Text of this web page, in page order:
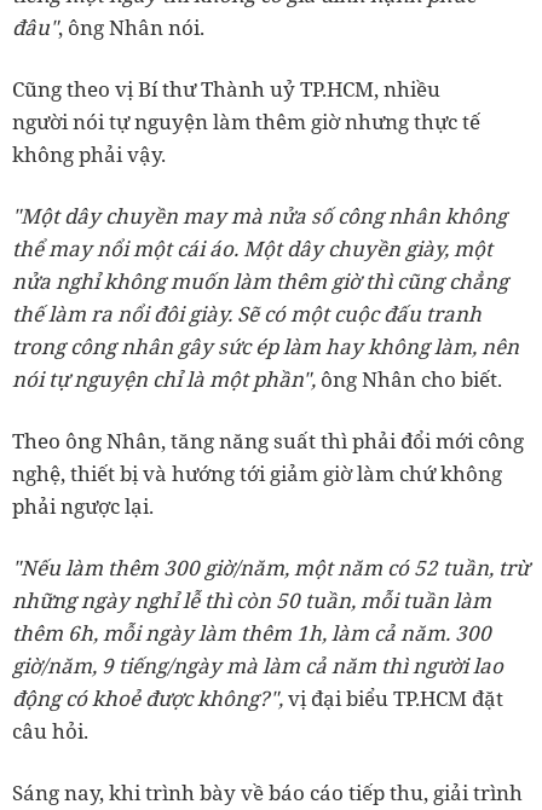
đâu", ông Nhân nói.
Cũng theo vị Bí thư Thành uỷ TP.HCM, nhiều
người nói tự nguyện làm thêm giờ nhưng thực tế
không phải vậy.
"Một dây chuyền may mà nửa số công nhân không
thể may nổi một cái áo. Một dây chuyền giày, một
nửa nghỉ không muốn làm thêm giờ thì cũng chẳng
thế làm ra nổi đôi giày. Sẽ có một cuộc đấu tranh
trong công nhân gây sức ép làm hay không làm, nên
nói tự nguyện chỉ là một phần", ông Nhân cho biết.
Theo ông Nhân, tăng năng suất thì phải đổi mới công
nghệ, thiết bị và hướng tới giảm giờ làm chứ không
phải ngược lại.
"Nếu làm thêm 300 giờ/năm, một năm có 52 tuần, trừ
những ngày nghỉ lễ thì còn 50 tuần, mỗi tuần làm
thêm 6h, mỗi ngày làm thêm 1h, làm cả năm. 300
giờ/năm, 9 tiếng/ngày mà làm cả năm thì người lao
động có khoẻ được không?",vị đại biểu TP.HCM đặt
câu hỏi.
Sáng nay, khi trình bày về báo cáo tiếp thu, giải trình